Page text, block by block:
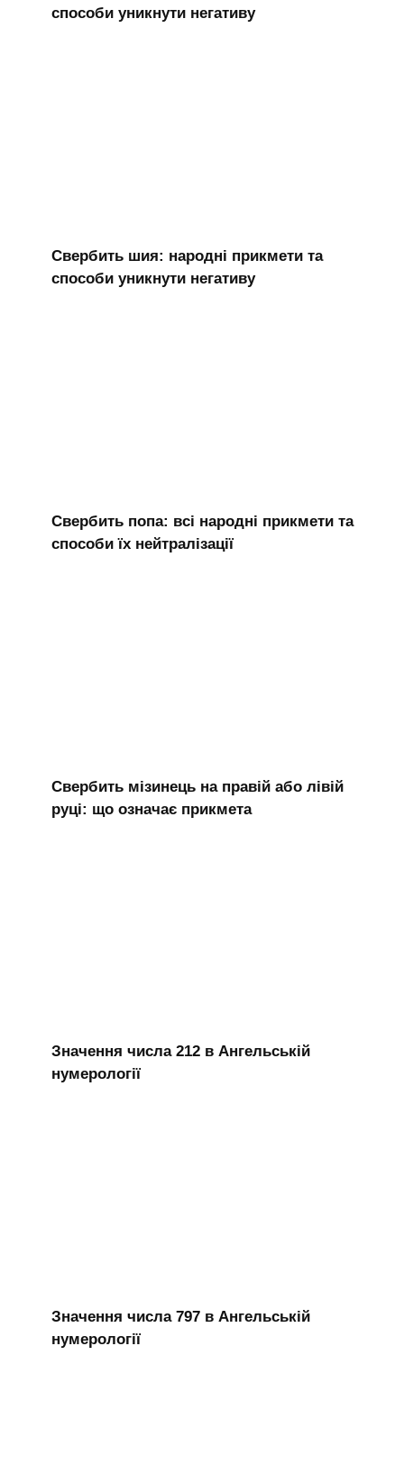
способи уникнути негативу
Свербить шия: народні прикмети та
способи уникнути негативу
Свербить попа: всі народні прикмети та
способи їх нейтралізації
Свербить мізинець на правій або лівій
руці: що означає прикмета
Значення числа 212 в Ангельській
нумерології
Значення числа 797 в Ангельській
нумерології